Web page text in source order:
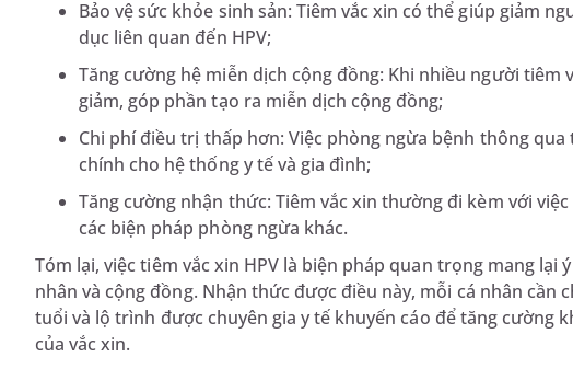
Bảo vệ sức khỏe sinh sản: Tiêm vắc xin có thể giúp giảm
dục liên quan đến HPV;
Tăng cường hệ miễn dịch cộng đồng: Khi nhiều người tiêm
giảm, góp phần tạo ra miễn dịch cộng đồng;
Chi phí điều trị thấp hơn: Việc phòng ngừa bệnh thông
chính cho hệ thống y tế và gia đình;
Tăng cường nhận thức: Tiêm vắc xin thường đi kèm với
các biện pháp phòng ngừa khác.
Tóm lại, việc tiêm vắc xin HPV là biện pháp quan trọng mang lại
nhân và cộng đồng. Nhận thức được điều này, mỗi cá nhân cần
tuổi và lộ trình được chuyên gia y tế khuyến cáo để tăng cường
của vắc xin.